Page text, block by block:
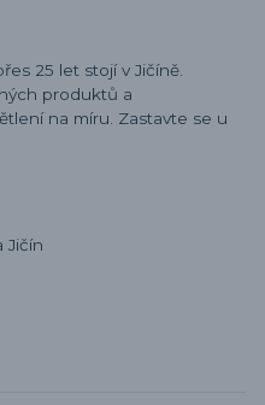
25 let stojí v Jičíně.
produktů a
na míru. Zastavte se u